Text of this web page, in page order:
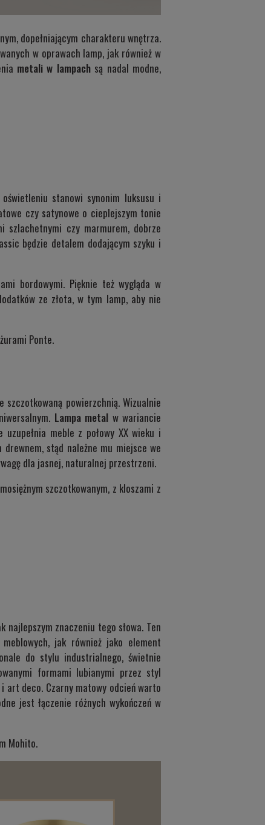
dopełniającym charakteru wnętrza.
w oprawach lamp, jak również w
metali w lampachsą nadal modne,
stanowi synonim luksusu i
czy satynowe o cieplejszym tonie
szlachetnymi czy marmurem, dobrze
będzie detalem dodającym szyku i
bordowymi. Pięknie też wygląda w
ze złota, w tym lamp, aby nie
Ponte.
powierzchnią. Wizualnie
Lampa metal w wariancie
meble z połowy XX wieku i
stąd należne mu miejsce we
dla jasnej, naturalnej przestrzeni.
szczotkowanym, z kloszami z
znaczeniu tego słowa. Ten
jak również jako element
do stylu industrialnego, świetnie
formami lubianymi przez styl
art deco. Czarny matowy odcień warto
jest łączenie różnych wykończeń w
Mohito.